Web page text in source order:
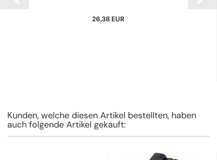
26,38 EUR
Kunden, welche diesen Artikel bestellten, haben
auch folgende Artikel gekauft: